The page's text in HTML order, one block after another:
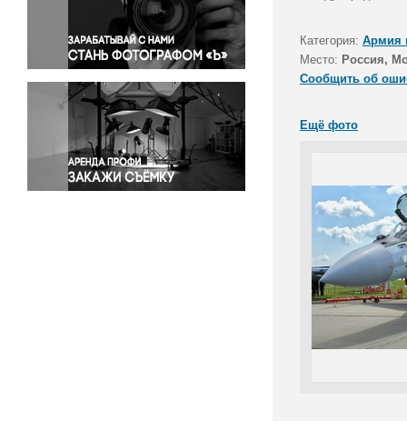
Правосудие
Происшествия и конфликты
Религия
Светская жизнь
Спорт
Экология
Экономика и бизнес
Категория: Армия
Место: Россия,
Сообщить об
Ещё фото